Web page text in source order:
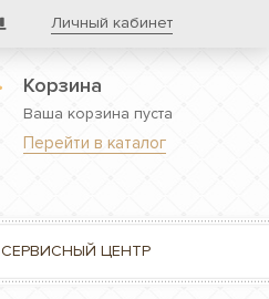
Личный кабинет
Корзина
Ваша корзина пуста
Перейти в каталог
СЕРВИСНЫЙ ЦЕНТР